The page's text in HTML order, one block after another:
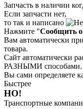
Запчасть в наличии
Если запчасти нет,
то так и написано
Нажмите "Сообщить о
Вам автоматически
товара.
Сайт автоматически
РАЗНЫМИ способами.
Вы сами определяете
Быстрее
НО!
Транспортные